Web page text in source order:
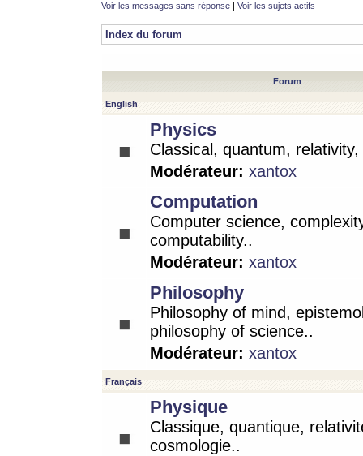
Voir les messages sans réponse | Voir les sujets actifs
Index du forum
Forum
English
Physics
Classical, quantum,
Modérateur: xantox
Computation
Computer science,
computability..
Modérateur: xantox
Philosophy
Philosophy of mind,
philosophy of science..
Modérateur: xantox
Français
Physique
Classique, quantique,
cosmologie..